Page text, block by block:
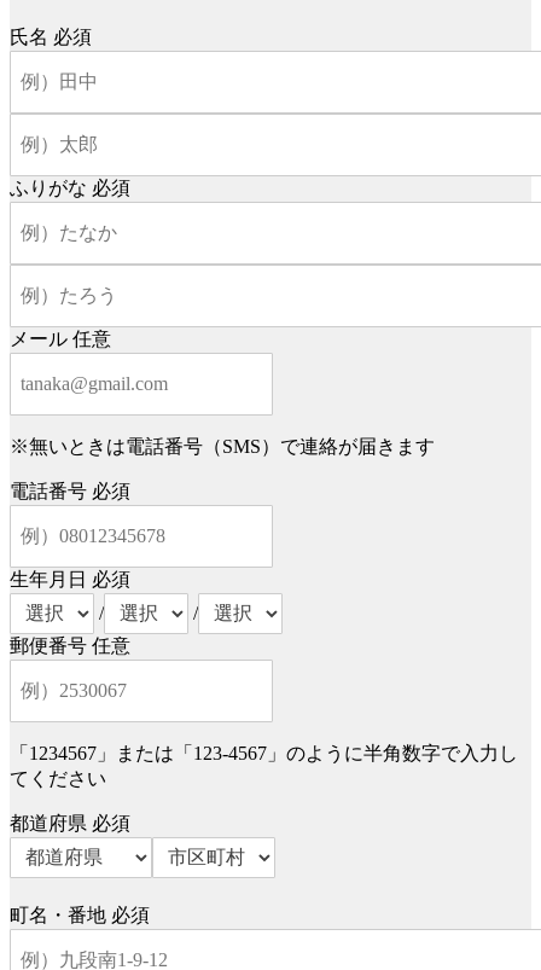
氏名 必須
ふりがな 必須
メール 任意
※無いときは電話番号（SMS）で連絡が届きます
電話番号 必須
生年月日 必須
/
/
郵便番号 任意
「1234567」または「123-4567」のように半角数字で入力し
てください
都道府県 必須
町名・番地 必須